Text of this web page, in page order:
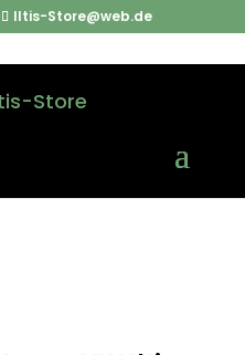
Iltis-Store@web.de